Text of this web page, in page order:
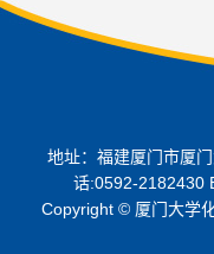
地址：福建厦门市厦
话:0592-2182430
Copyright © 厦门大学